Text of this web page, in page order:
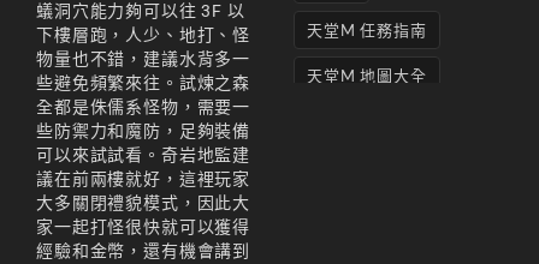
蟻洞穴能力夠可以往 3F 以
下樓層跑，人少、地打、怪
物量也不錯，建議水背多一
些避免頻繁來往。試煉之森
全都是侏儒系怪物，需要一
些防禦力和魔防，足夠裝備
可以來試試看。奇岩地監建
議在前兩樓就好，這裡玩家
大多關閉禮貌模式，因此大
家一起打怪很快就可以獲得
經驗和金幣，還有機會講到
天堂M 任務指南
天堂M 地圖大全